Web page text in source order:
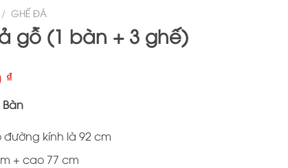
/ GHẾ ĐÁ
gỗ (1 bàn + 3 ghế)
₫Giá
hiện
tại
là:
3.800.000 ₫.
Bàn
kính là 92 cm
+ cao 77 cm